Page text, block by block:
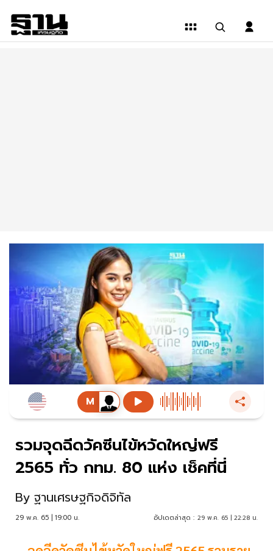
รวมจุดฉีดวัคซีนไข้หวัดใหญ่ฟรี
2565 ทั่ว กทม. 80 แห่ง เช็คที่นี่
By ฐานเศรษฐกิจดิจิทัล
29 พ.ค. 65 | 19:00 น. อัปเดตล่าสุด : 29 พ.ค. 65 | 22:28 น.